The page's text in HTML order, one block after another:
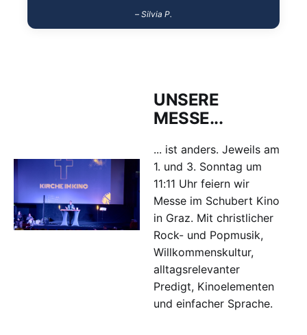
– Silvia P.
UNSERE
MESSE...
... ist anders. Jeweils am
1. und 3. Sonntag um
11:11 Uhr feiern wir
Messe im Schubert Kino
in Graz. Mit christlicher
Rock- und Popmusik,
Willkommenskultur,
alltagsrelevanter
Predigt, Kinoelementen
und einfacher Sprache.